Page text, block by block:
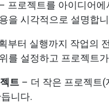
– 프로젝트를 아이디어
을 시각적으로 설명합
부터 실행까지 작업의
를 설정하고 프로젝트
트 – 더 작은 프로젝트(
니다.